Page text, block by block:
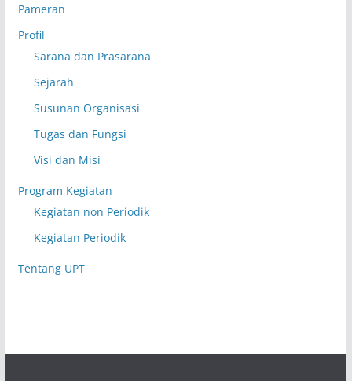
Pameran
Profil
Sarana dan Prasarana
Sejarah
Susunan Organisasi
Tugas dan Fungsi
Visi dan Misi
Program Kegiatan
Kegiatan non Periodik
Kegiatan Periodik
Tentang UPT